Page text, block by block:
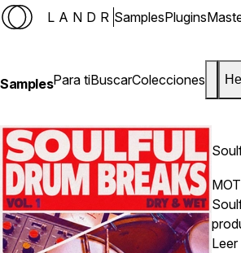
LANDR SamplesPlugins
SamplesPara tiBuscarColecciones
that
Leer